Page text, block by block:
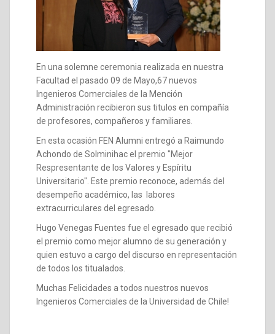
En una solemne ceremonia realizada en nuestra
Facultad el pasado 09 de Mayo,67 nuevos
Ingenieros Comerciales de la Mención
Administración recibieron sus titulos en compañía
de profesores, compañeros y familiares.
En esta ocasión FEN Alumni entregó a Raimundo
Achondo de Solminihac el premio "Mejor
Respresentante de los Valores y Espíritu
Universitario". Este premio reconoce, además del
desempeño académico, las labores
extracurriculares del egresado.
Hugo Venegas Fuentes fue el egresado que recibió
el premio como mejor alumno de su generación y
quien estuvo a cargo del discurso en representación
de todos los titualados.
Muchas Felicidades a todos nuestros nuevos
Ingenieros Comerciales de la Universidad de Chile!